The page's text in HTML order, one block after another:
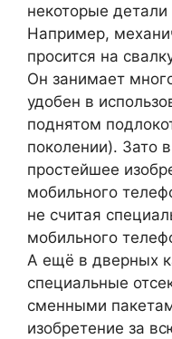
некоторые детали
Например,
просится на
Он занимает
удобен в
поднятом
поколении). Зато
простейшее
мобильного
не считая
мобильного
А ещё в дверных
специальные
сменными
изобретение за